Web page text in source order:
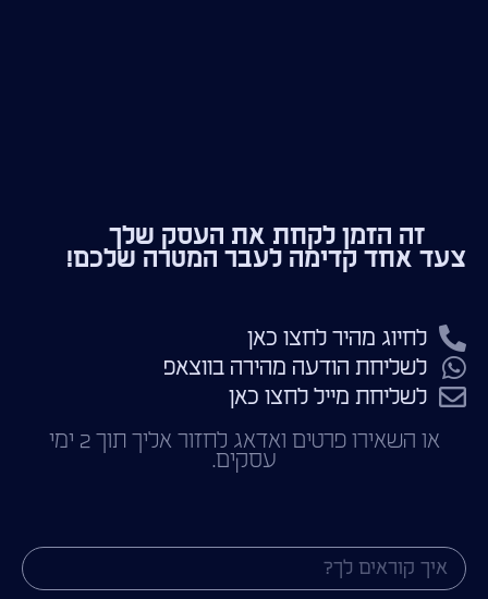
זה הזמן לקחת את העסק שלך
צעד אחד קדימה לעבר המטרה שלכם!
או השאירו פרטים ואדאג לחזור אליך תוך 2 ימי
עסקים.
לחיוג מהיר לחצו כאן
לשליחת הודעה מהירה בווצאפ
לשליחת מייל לחצו כאן